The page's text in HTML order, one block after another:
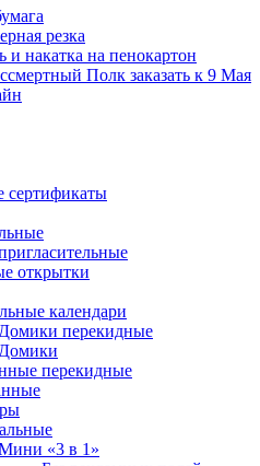
резка
и накатка на пенокартон
Полк заказать к 9 Мая
сертификаты
открытки
календари
Домики перекидные
Домики
перекидные
«3 в 1»